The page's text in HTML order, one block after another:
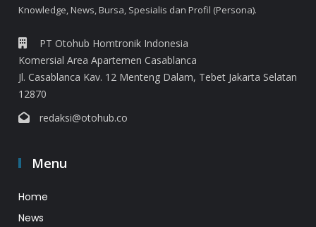
Knowledge, News, Bursa, Spesialis dan Profil (Persona).
PT Otohub Homtronik Indonesia
Komersial Area Apartemen Casablanca
Jl. Casablanca Kav. 12 Menteng Dalam, Tebet Jakarta Selatan
12870
redaksi@otohub.co
Menu
Home
News